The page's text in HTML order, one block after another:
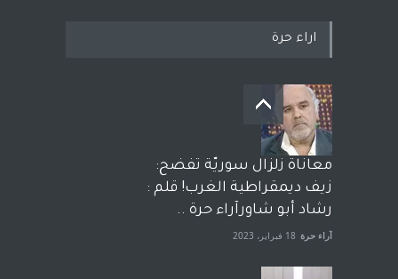
اراء حرة
معاناة زلزال سوريّة تفضح:
زيف ديمقراطية الغرب! قلم :
رشاد أبو شاورآراء حرة ..
آراء حرة 18 فبراير، 2023